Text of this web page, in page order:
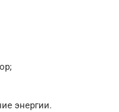
энергии.